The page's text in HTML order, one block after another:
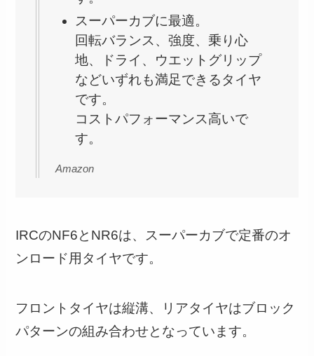
スーパーカブに最適。
回転バランス、強度、乗り心
地、ドライ、ウエットグリップ
などいずれも満足できるタイヤ
です。
コストパフォーマンス高いで
す。
Amazon
IRCのNF6とNR6は、スーパーカブで定番のオ
ンロード用タイヤです。
フロントタイヤは縦溝、リアタイヤはブロック
パターンの組み合わせとなっています。